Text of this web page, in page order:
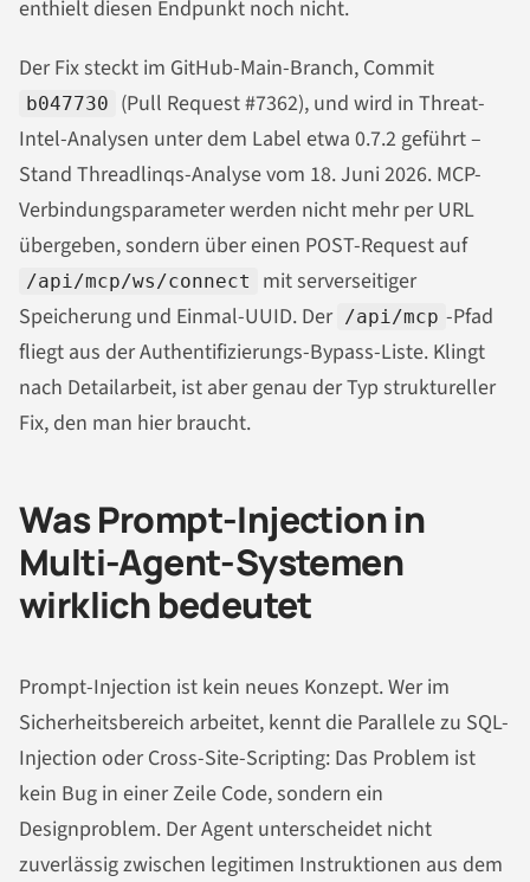
enthielt diesen Endpunkt noch nicht.
Der Fix steckt im GitHub-Main-Branch, Commit
b047730
(Pull Request #7362), und wird in Threat-
Intel-Analysen unter dem Label etwa 0.7.2 geführt –
Stand Threadlinqs-Analyse vom 18. Juni 2026. MCP-
Verbindungsparameter werden nicht mehr per URL
übergeben, sondern über einen POST-Request auf
/api/mcp/ws/connect
mit serverseitiger
Speicherung und Einmal-UUID. Der /api/mcp -Pfad
fliegt aus der Authentifizierungs-Bypass-Liste. Klingt
nach Detailarbeit, ist aber genau der Typ struktureller
Fix, den man hier braucht.
Was Prompt-Injection in
Multi-Agent-Systemen
wirklich bedeutet
Prompt-Injection ist kein neues Konzept. Wer im
Sicherheitsbereich arbeitet, kennt die Parallele zu SQL-
Injection oder Cross-Site-Scripting: Das Problem ist
kein Bug in einer Zeile Code, sondern ein
Designproblem. Der Agent unterscheidet nicht
zuverlässig zwischen legitimen Instruktionen aus dem